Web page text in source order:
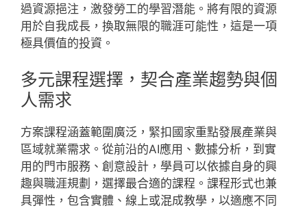
過資源挹注，激發勞工的學習潛能。將有限的資源
用於自我成長，換取無限的職涯可能性，這是一項
極具價值的投資。
多元課程選擇，契合產業趨勢與個
人需求
方案課程涵蓋範圍廣泛，緊扣國家重點發展產業與
區域就業需求。從前沿的AI應用、數據分析，到實
用的門市服務、創意設計，學員可以依據自身的興
趣與職涯規劃，選擇最合適的課程。課程形式也兼
具彈性，包含實體、線上或混成教學，以適應不同